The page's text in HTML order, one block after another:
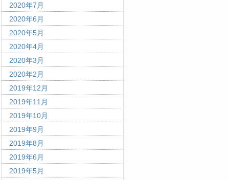
2020年7月
2020年6月
2020年5月
2020年4月
2020年3月
2020年2月
2019年12月
2019年11月
2019年10月
2019年9月
2019年8月
2019年6月
2019年5月